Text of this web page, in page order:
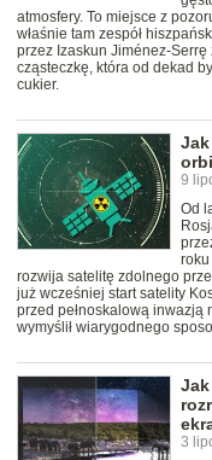
atmosfery. To miejsce z
właśnie tam zespół
przez Izaskun Jiménez-Serrę
cząsteczkę, która od dekad
cukier.
9
Od
rozwija satelitę zdolnego
już wcześniej start satelity
przed pełnoskalową inwazją
wymyślił wiarygodnego
3